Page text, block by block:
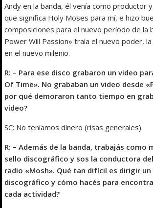
Andy en la banda, él venía como productor
que significa Holy Moses para mí, e hizo
composiciones para el nuevo período de la
Power Will Passion» traía el nuevo poder,
en el nuevo milenio.
R: – Para ese disco grabaron un video
Of Time». No grababan un video desde
por qué demoraron tanto tiempo en
video?
SC: No teníamos dinero (risas generales).
R: – Además de la banda, trabajás como
sello discográfico y sos la conductora
radio «Mosh». Qué tan difícil es dirigir un
discográfico y cómo hacés para
cada actividad?